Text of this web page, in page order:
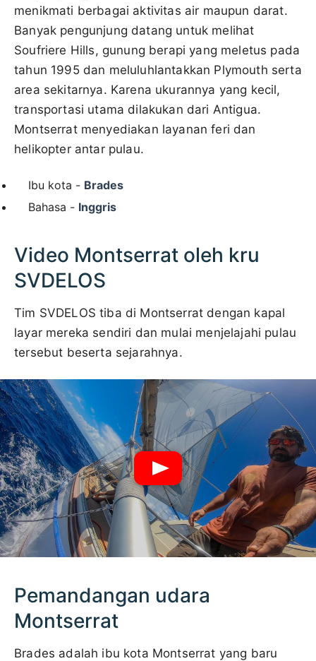
menikmati berbagai aktivitas air maupun darat.
Banyak pengunjung datang untuk melihat
Soufriere Hills, gunung berapi yang meletus pada
tahun 1995 dan meluluhlantakkan Plymouth serta
area sekitarnya. Karena ukurannya yang kecil,
transportasi utama dilakukan dari Antigua.
Montserrat menyediakan layanan feri dan
helikopter antar pulau.
Ibu kota - Brades
Bahasa - Inggris
Video Montserrat oleh kru
SVDELOS
Tim SVDELOS tiba di Montserrat dengan kapal
layar mereka sendiri dan mulai menjelajahi pulau
tersebut beserta sejarahnya.
Pemandangan udara
Montserrat
Brades adalah ibu kota Montserrat yang baru